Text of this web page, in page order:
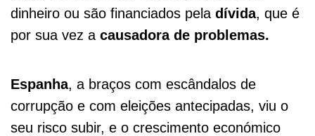
dinheiro ou são financiados pela dívida, que é
por sua vez a causadora de problemas.
Espanha, a braços com escândalos de
corrupção e com eleições antecipadas, viu o
seu risco subir, e o crescimento económico